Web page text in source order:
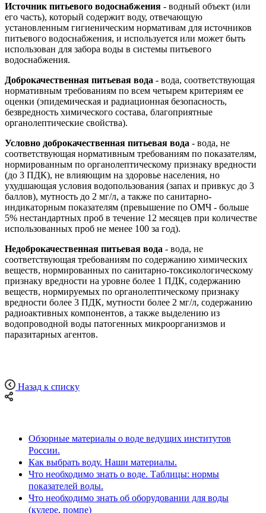
Источник питьевого водоснабжения - водный объект (или
его часть), который содержит воду, отвечающую
установленным гигиеническим нормативам для источников
питьевого водоснабжения, и используется или может быть
использован для забора воды в системы питьевого
водоснабжения.
Доброкачественная питьевая вода - вода, соответствующая
нормативным требованиям по всем четырем критериям ее
оценки (эпидемическая и радиационная безопасность,
безвредность химического состава, благоприятные
органолептические свойства).
Условно доброкачественная питьевая вода - вода, не
соответствующая нормативным требованиям по показателям,
нормированным по органолептическому признаку вредности
(до 3 ПДК), не влияющим на здоровье населения, но
ухудшающая условия водопользования (запах и привкус до 3
баллов), мутность до 2 мг/л, а также по санитарно-
индикаторным показателям (превышение по ОМЧ - больше
5% нестандартных проб в течение 12 месяцев при количестве
использованных проб не менее 100 за год).
Недоброкачественная питьевая вода - вода, не
соответствующая требованиям по содержанию химических
веществ, нормированных по санитарно-токсикологическому
признаку вредности на уровне более 1 ПДК, содержанию
веществ, нормируемых по органолептическому признаку
вредности более 3 ПДК, мутности более 2 мг/л, содержанию
радиоактивных компонентов, а также выделению из
водопроводной воды патогенных микроорганизмов и
паразитарных агентов.
Назад к списку
Обзорные материалы о воде ведущих институтов
России.
Как выбрать воду. Наши материалы.
Что необходимо знать о воде. Таблицы: нормы
показателей воды.
Что необходимо знать об оборудовании для воды
(кулере, помпе)